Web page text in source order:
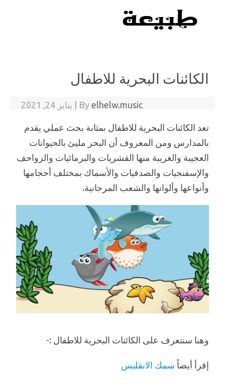
الكائنات البحرية للاطفال
Byelhelw.music يناير 24, 2021
تعد الكائنات البحرية للاطفال بمثابة بحث عملي يقدم
بالمدارس ومن المعروف أن البحر مليئ بالحيوانات
العجيبة والغريبة منها القشريات والبرمائيات والزواحف
والإسفنجيات والصدفيات والأسماك بمختلف أحجامها
وأنواعها وألوانها والشعب المرجانية.
وهنا سنتعرف على الكائنات البحرية للاطفال :-
إقرأ أيضاً سمك الانقليس